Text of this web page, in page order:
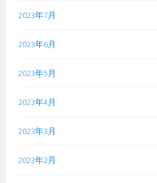
2023年7月
2023年6月
2023年5月
2023年4月
2023年3月
2023年2月